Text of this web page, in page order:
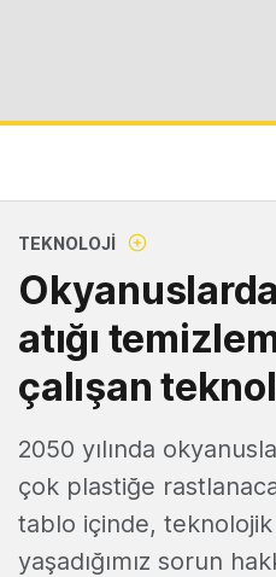
TEKNOLOJI
atığı
çalışan
2050 yılında
çok plastiğe
tablo içinde,
yaşadığımız sorun